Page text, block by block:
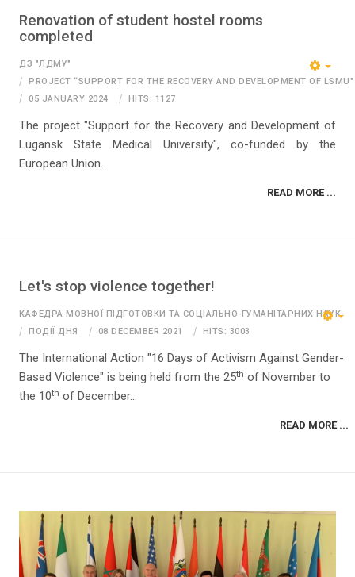
Renovation of student hostel rooms
completed
ДЗ "ЛДМУ"
PROJECT “SUPPORT FOR THE RECOVERY AND DEVELOPMENT OF LSMU"
05 JANUARY 2024
HITS: 1127
The project "Support for the Recovery and Development of
Lugansk State Medical University", co-funded by the
European Union...
READ MORE ...
Let's stop violence together!
КАФЕДРА МОВНОЇ ПІДГОТОВКИ ТА СОЦІАЛЬНО-ГУМАНІТАРНИХ НАУК
ПОДІЇ ДНЯ
08 DECEMBER 2021 HITS: 3003
The International Action "16 Days of Activism Against Gender-
Based Violence" is being held from the 25th of November to
the 10th of December...
READ MORE ...